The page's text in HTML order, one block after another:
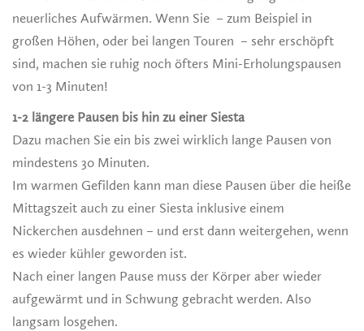
neuerliches Aufwärmen. Wenn Sie – zum Beispiel in
großen Höhen, oder bei langen Touren – sehr erschöpft
sind, machen sie ruhig noch öfters Mini-Erholungspausen
von 1-3 Minuten!
1-2 längere Pausen bis hin zu einer Siesta
Dazu machen Sie ein bis zwei wirklich lange Pausen von
mindestens 30 Minuten.
Im warmen Gefilden kann man diese Pausen über die heiße
Mittagszeit auch zu einer Siesta inklusive einem
Nickerchen ausdehnen – und erst dann weitergehen, wenn
es wieder kühler geworden ist.
Nach einer langen Pause muss der Körper aber wieder
aufgewärmt und in Schwung gebracht werden. Also
langsam losgehen.